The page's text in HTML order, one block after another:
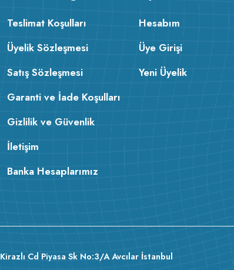
Teslimat Koşulları
Üyelik Sözleşmesi
Satış Sözleşmesi
Garanti ve İade Koşulları
Gizlilik ve Güvenlik
İletişim
Banka Hesaplarımız
Hesabım
Üye Girişi
Yeni Üyelik
Cd Piyasa Sk No:3/A Avcılar İstanbul